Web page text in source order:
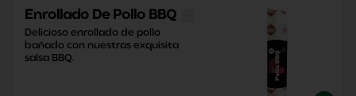
Enrollado De Pollo BBQ
Delicioso enrollado de pollo
bañado con nuestras exquisita
salsa BBQ.